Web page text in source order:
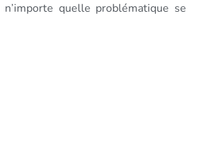
quelle problématique se